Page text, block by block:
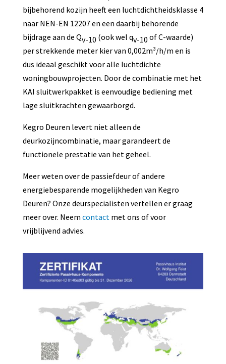
bijbehorend kozijn heeft een luchtdichtheidsklasse 4
naar NEN-EN 12207 en een daarbij behorende
bijdrage aan de Qv-10 (ook wel qv-10 of C-waarde)
per strekkende meter kier van 0,002m³/h/m en is
dus ideaal geschikt voor alle luchtdichte
woningbouwprojecten. Door de combinatie met het
KAI sluitwerkpakket is eenvoudige bediening met
lage sluitkrachten gewaarborgd.
Kegro Deuren levert niet alleen de
deurkozijncombinatie, maar garandeert de
functionele prestatie van het geheel.
Meer weten over de passiefdeur of andere
energiebesparende mogelijkheden van Kegro
Deuren? Onze deurspecialisten vertellen er graag
meer over. Neem contactmet ons of voor
vrijblijvend advies.